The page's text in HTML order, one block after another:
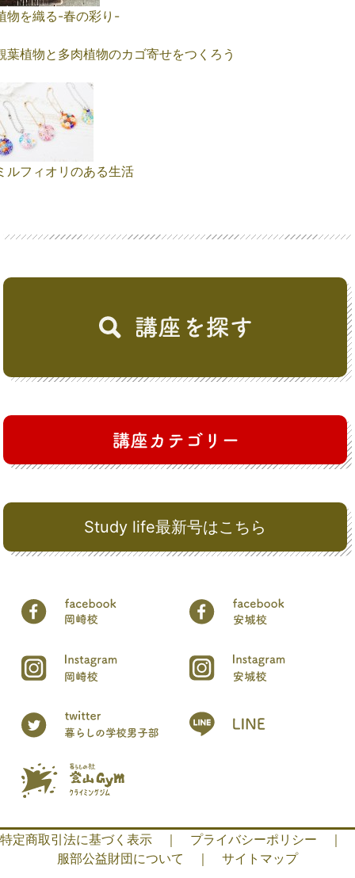
Study life最新号はこちら
物を織る-春の彩り-
葉植物と多肉植物のカゴ寄せをつくろう
ルフィオリのある生活
特定商取引法に基づく表示 ｜ プライバシーポリシー
｜
服部公益財団について
｜ サイトマップ